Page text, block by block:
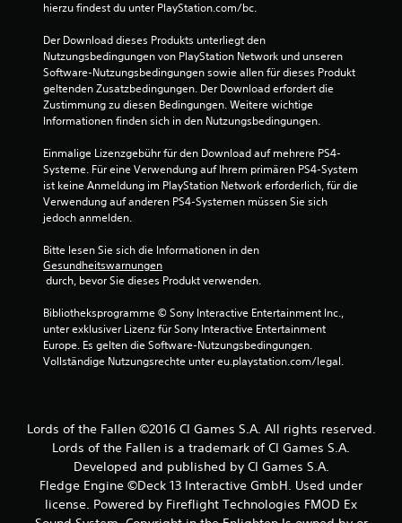
hierzu findest du unter PlayStation.com/bc.
Der Download dieses Produkts unterliegt den
Nutzungsbedingungen von PlayStation Network und unseren
Software-Nutzungsbedingungen sowie allen für dieses Produkt
geltenden Zusatzbedingungen. Der Download erfordert die
Zustimmung zu diesen Bedingungen. Weitere wichtige
Informationen finden sich in den Nutzungsbedingungen.
Einmalige Lizenzgebühr für den Download auf mehrere PS4-
Systeme. Für eine Verwendung auf Ihrem primären PS4-System
ist keine Anmeldung im PlayStation Network erforderlich, für die
Verwendung auf anderen PS4-Systemen müssen Sie sich
jedoch anmelden.
Bitte lesen Sie sich die Informationen in den
Gesundheitswarnungen
durch, bevor Sie dieses Produkt verwenden.
Bibliotheksprogramme © Sony Interactive Entertainment Inc.,
unter exklusiver Lizenz für Sony Interactive Entertainment
Europe. Es gelten die Software-Nutzungsbedingungen.
Vollständige Nutzungsrechte unter eu.playstation.com/legal.
Lords of the Fallen ©2016 CI Games S.A. All rights reserved.
Lords of the Fallen is a trademark of CI Games S.A.
Developed and published by CI Games S.A.
Fledge Engine ©Deck 13 Interactive GmbH. Used under
license. Powered by Fireflight Technologies FMOD Ex